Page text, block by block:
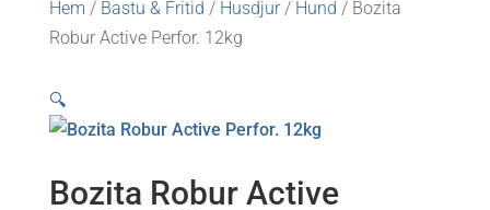
Hem / Bastu & Fritid / Husdjur/ Hund / Bozita
Robur Active Perfor. 12kg
🔍
Bozita Robur Active